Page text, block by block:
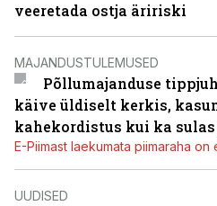
veeretada ostja äririski
MAJANDUSTULEMUSED
Põllumajanduse
käive üldiselt kerkis,
kahekordistus kui ka
E-Piimast laekumata piimaraha on
UUDISED